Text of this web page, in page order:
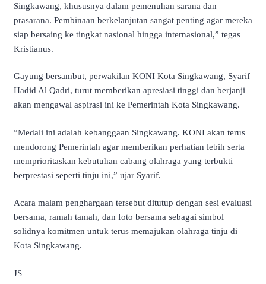
Singkawang, khususnya dalam pemenuhan sarana dan
prasarana. Pembinaan berkelanjutan sangat penting agar mereka
siap bersaing ke tingkat nasional hingga internasional,” tegas
Kristianus.
​Gayung bersambut, perwakilan KONI Kota Singkawang, Syarif
Hadid Al Qadri, turut memberikan apresiasi tinggi dan berjanji
akan mengawal aspirasi ini ke Pemerintah Kota Singkawang.
​”Medali ini adalah kebanggaan Singkawang. KONI akan terus
mendorong Pemerintah agar memberikan perhatian lebih serta
memprioritaskan kebutuhan cabang olahraga yang terbukti
berprestasi seperti tinju ini,” ujar Syarif.
​Acara malam penghargaan tersebut ditutup dengan sesi evaluasi
bersama, ramah tamah, dan foto bersama sebagai simbol
solidnya komitmen untuk terus memajukan olahraga tinju di
Kota Singkawang.
JS